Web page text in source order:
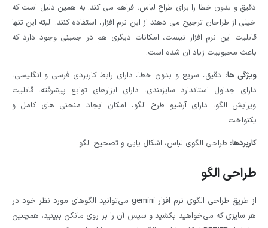
دقیق و بدون خطا را برای طراح لباس، فراهم می کند. به همین دلیل است که
خیلی از طراحان ترجیح می دهند از این نرم افزار، استفاده کنند. البته این تنها
قابلیت این نرم افزار نیست، امکانات دیگری هم در جمینی وجود دارد که
باعث محبوبیت زیاد آن شده است.
ویژگی ها: دقیق، سریع و بدون خطا، دارای رابط کاربردی فرسی و انگلیسی،
دارای جداول استاندارد سایزبندی، دارای ابزارهای توابع پیشرفته، قابلیت
ویرایش الگو، دارای آرشیو طرح الگو، امکان ایجاد منحنی های کامل و
یکنواخت
کاربردها: طراحی الگوی لباس، اشکال یابی و تصحیح الگو
طراحی الگو
از طریق طراحی الگوی نرم افزار gemini می‌توانید الگوهای مورد نظر خود در
هر سایزی که می‌خواهید بکشید و سپس آن را بر روی مانکن ببینید، همچنین